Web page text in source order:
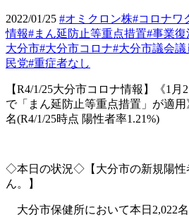
2022/01/25 #オミクロン株#コロナワ
情報#まん延防止等重点措置#事業復
大分市#大分市コロナ#大分市議会議
民党#重症者なし
【R4/1/25大分市コロナ情報】《1 月
で「まん延防止等重点措置」が適用
名(R4/1/25時点 陽性者率1.21%)
◇本日の状況◇【大分市の新規陽性
ん。】
大分市保健所において本日 2,022